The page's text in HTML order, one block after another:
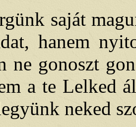
saját
hanem
ne gonoszt
a te Lelked
neked